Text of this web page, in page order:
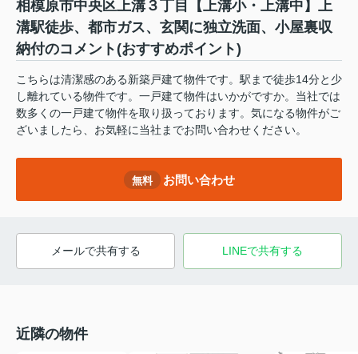
相模原市中央区上溝３丁目【上溝小・上溝中】上
溝駅徒歩、都市ガス、玄関に独立洗面、小屋裏収
納付のコメント(おすすめポイント)
こちらは清潔感のある新築戸建て物件です。駅まで徒歩14分と少
し離れている物件です。一戸建て物件はいかがですか。当社では
数多くの一戸建て物件を取り扱っております。気になる物件がご
ざいましたら、お気軽に当社までお問い合わせください。
無料 お問い合わせ
メールで共有する LINEで共有する
近隣の物件